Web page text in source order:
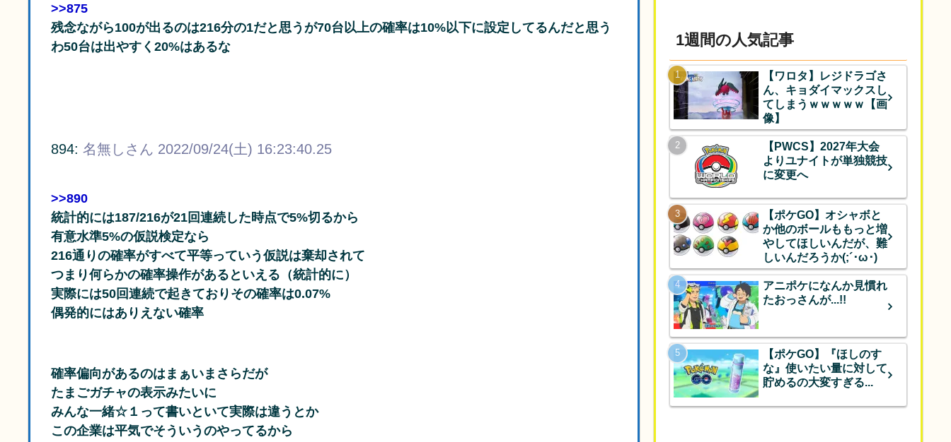
>>875
残念ながら100が出るのは216分の1だと思うが70台以上の確率は10%以下に設定してるんだと思う
わ50台は出やすく20%はあるな
894: 名無しさん 2022/09/24(土) 16:23:40.25
>>890
統計的には187/216が21回連続した時点で5%切るから
有意水準5%の仮説検定なら
216通りの確率がすべて平等っていう仮説は棄却されて
つまり何らかの確率操作があるといえる（統計的に）
実際には50回連続で起きておりその確率は0.07%
偶発的にはありえない確率
確率偏向があるのはまぁいまさらだが
たまごガチャの表示みたいに
みんな一緒☆１って書いといて実際は違うとか
この企業は平気でそういうのやってるから
1週間の人気記事
【ワロタ】レジドラゴさ
ん、キョダイマックスし
てしまうｗｗｗｗｗ【画
像】
【PWCS】2027年大会
よりユナイトが単独競技
に変更へ
【ポケGO】オシャボと
か他のボールももっと増
やしてほしいんだが、難
しいんだろうか(;´･ω･)
アニポケになんか見慣れ
たおっさんが...!!
【ポケGO】『ほしのす
な』使いたい量に対して
貯めるの大変すぎる...